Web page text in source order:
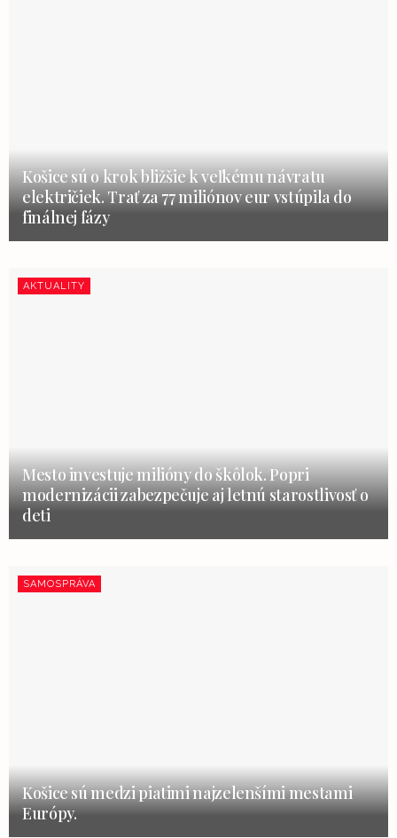
Košice sú o krok bližšie k veľkému návratu
električiek. Trať za 77 miliónov eur vstúpila do
finálnej fázy
AKTUALITY
Mesto investuje milióny do škôlok. Popri
modernizácii zabezpečuje aj letnú starostlivosť o
deti
SAMOSPRÁVA
Košice sú medzi piatimi najzelenšími mestami
Európy.